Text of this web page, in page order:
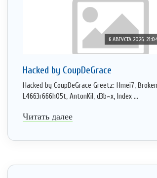
6 АВГУСТА 2026,
Hacked by CoupDeGrace
Hacked by CoupDeGrace Greetz: Hmei7,
L4663r666h05t, AntonKil, d3b~x, Index ...
Читать далее